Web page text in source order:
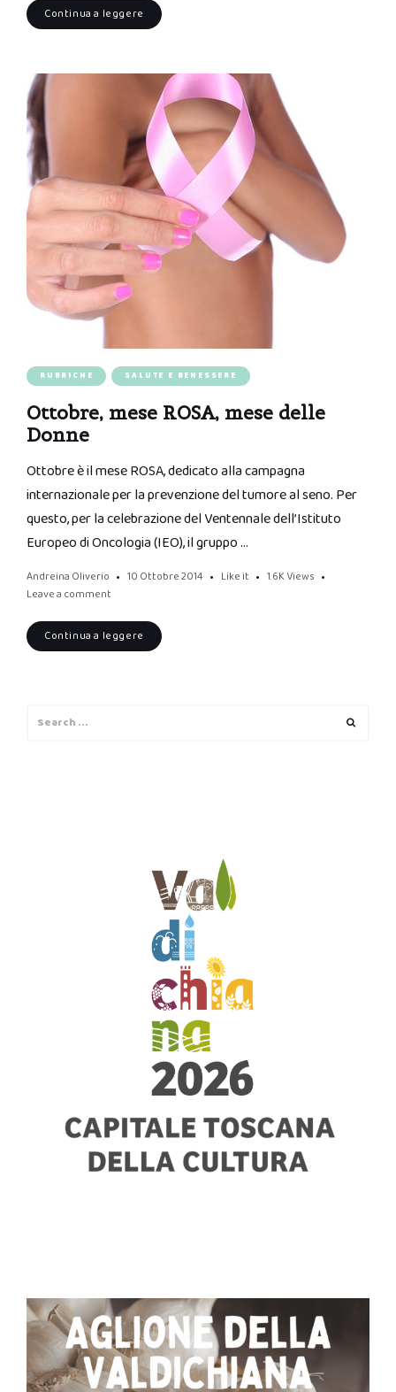
Continua a leggere
RUBRICHE SALUTE E BENESSERE
Ottobre, mese ROSA, mese delle
Donne
Ottobre è il mese ROSA, dedicato alla campagna
internazionale per la prevenzione del tumore al seno. Per
questo, per la celebrazione del Ventennale dell’Istituto
Europeo di Oncologia (IEO), il gruppo …
Andreina Oliverio 10 Ottobre 2014 Like it 1.6K Views
Leave a comment
Continua a leggere
for: